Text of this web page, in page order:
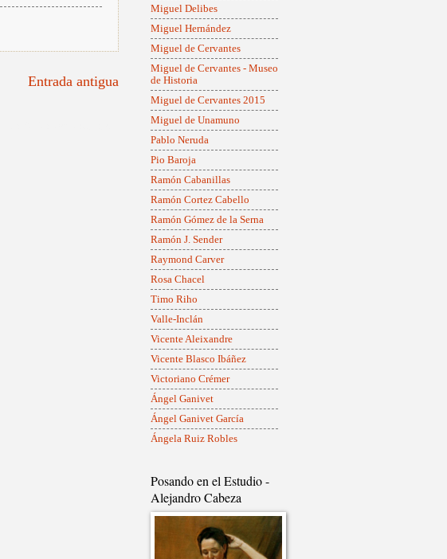
Entrada antigua
Miguel Delibes
Miguel Hernández
Miguel de Cervantes
Miguel de Cervantes - Museo
de Historia
Miguel de Cervantes 2015
Miguel de Unamuno
Pablo Neruda
Pio Baroja
Ramón Cabanillas
Ramón Cortez Cabello
Ramón Gómez de la Serna
Ramón J. Sender
Raymond Carver
Rosa Chacel
Timo Riho
Valle-Inclán
Vicente Aleixandre
Vicente Blasco Ibáñez
Victoriano Crémer
Ángel Ganivet
Ángel Ganivet García
Ángela Ruiz Robles
Posando en el Estudio -
Alejandro Cabeza